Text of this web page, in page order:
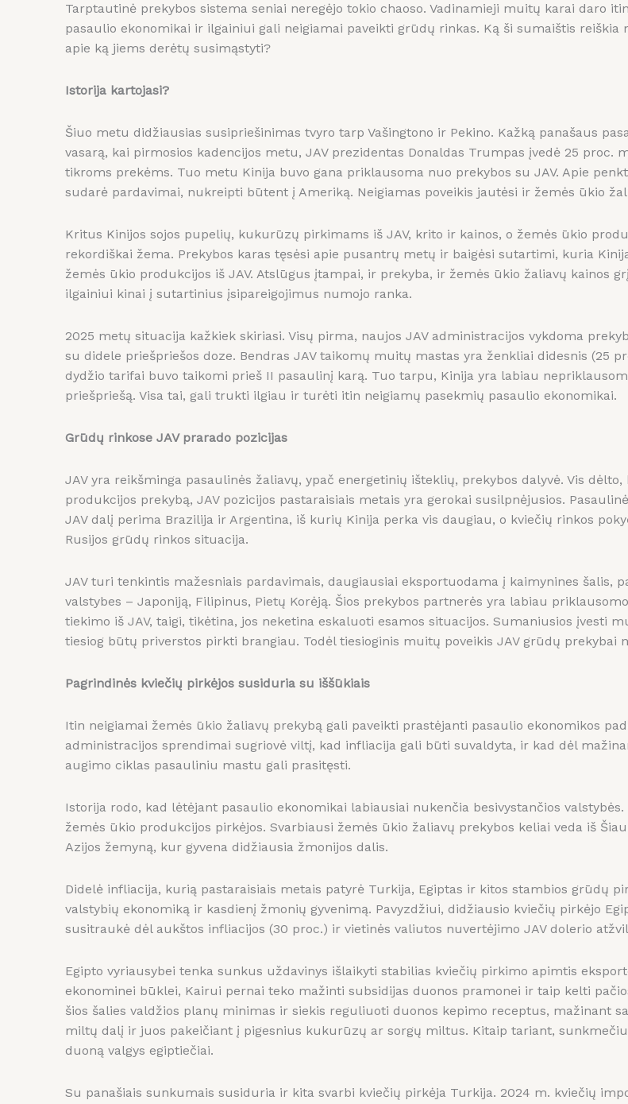
Tarptautinė prekybos sistema seniai neregėjo tokio chaoso. Vadinamieji muitų karai daro
pasaulio ekonomikai ir ilgainiui gali neigiamai paveikti grūdų rinkas. Ką ši sumaištis
apie ką jiems derėtų susimąstyti?
Istorija kartojasi?
Šiuo metu didžiausias susipriešinimas tvyro tarp Vašingtono ir Pekino. Kažką panašaus
vasarą, kai pirmosios kadencijos metu, JAV prezidentas Donaldas Trumpas įvedė 25 proc.
tikroms prekėms. Tuo metu Kinija buvo gana priklausoma nuo prekybos su JAV. Apie
sudarė pardavimai, nukreipti būtent į Ameriką. Neigiamas poveikis jautėsi ir žemės ūkio
Kritus Kinijos sojos pupelių, kukurūzų pirkimams iš JAV, krito ir kainos, o žemės ūkio
rekordiškai žema. Prekybos karas tęsėsi apie pusantrų metų ir baigėsi sutartimi, kuria
žemės ūkio produkcijos iš JAV. Atslūgus įtampai, ir prekyba, ir žemės ūkio žaliavų kainos
ilgainiui kinai į sutartinius įsipareigojimus numojo ranka.
2025 metų situacija kažkiek skiriasi. Visų pirma, naujos JAV administracijos vykdoma
su didele priešpriešos doze. Bendras JAV taikomų muitų mastas yra ženkliai didesnis (25
dydžio tarifai buvo taikomi prieš II pasaulinį karą. Tuo tarpu, Kinija yra labiau
priešpriešą. Visa tai, gali trukti ilgiau ir turėti itin neigiamų pasekmių pasaulio ekonomikai.
Grūdų rinkose JAV prarado pozicijas
JAV yra reikšminga pasaulinės žaliavų, ypač energetinių išteklių, prekybos dalyvė. Vis
produkcijos prekybą, JAV pozicijos pastaraisiais metais yra gerokai susilpnėjusios.
JAV dalį perima Brazilija ir Argentina, iš kurių Kinija perka vis daugiau, o kviečių rinkos
Rusijos grūdų rinkos situacija.
JAV turi tenkintis mažesniais pardavimais, daugiausiai eksportuodama į kaimynines šalis,
valstybes – Japoniją, Filipinus, Pietų Korėją. Šios prekybos partnerės yra labiau
tiekimo iš JAV, taigi, tikėtina, jos neketina eskaluoti esamos situacijos. Sumaniusios įvesti
tiesiog būtų priverstos pirkti brangiau. Todėl tiesioginis muitų poveikis JAV grūdų prekybai
Pagrindinės kviečių pirkėjos susiduria su iššūkiais
Itin neigiamai žemės ūkio žaliavų prekybą gali paveikti prastėjanti pasaulio ekonomikos
administracijos sprendimai sugriovė viltį, kad infliacija gali būti suvaldyta, ir kad dėl
augimo ciklas pasauliniu mastu gali prasitęsti.
Istorija rodo, kad lėtėjant pasaulio ekonomikai labiausiai nukenčia besivystančios
žemės ūkio produkcijos pirkėjos. Svarbiausi žemės ūkio žaliavų prekybos keliai veda iš
Azijos žemyną, kur gyvena didžiausia žmonijos dalis.
Didelė infliacija, kurią pastaraisiais metais patyrė Turkija, Egiptas ir kitos stambios grūdų
valstybių ekonomiką ir kasdienį žmonių gyvenimą. Pavyzdžiui, didžiausio kviečių pirkėjo
susitraukė dėl aukštos infliacijos (30 proc.) ir vietinės valiutos nuvertėjimo JAV dolerio
Egipto vyriausybei tenka sunkus uždavinys išlaikyti stabilias kviečių pirkimo apimtis
ekonominei būklei, Kairui pernai teko mažinti subsidijas duonos pramonei ir taip kelti
šios šalies valdžios planų minimas ir siekis reguliuoti duonos kepimo receptus, mažinant
miltų dalį ir juos pakeičiant į pigesnius kukurūzų ar sorgų miltus. Kitaip tariant,
duoną valgys egiptiečiai.
Su panašiais sunkumais susiduria ir kita svarbi kviečių pirkėja Turkija. 2024 m. kviečių